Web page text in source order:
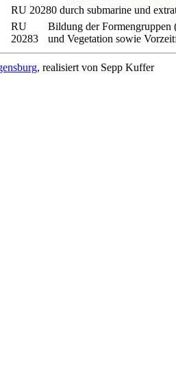
RU 20280 durch submarine und
RU
20283
Bildung der
und Vegetation sowie
, realisiert von Sepp Kuffer